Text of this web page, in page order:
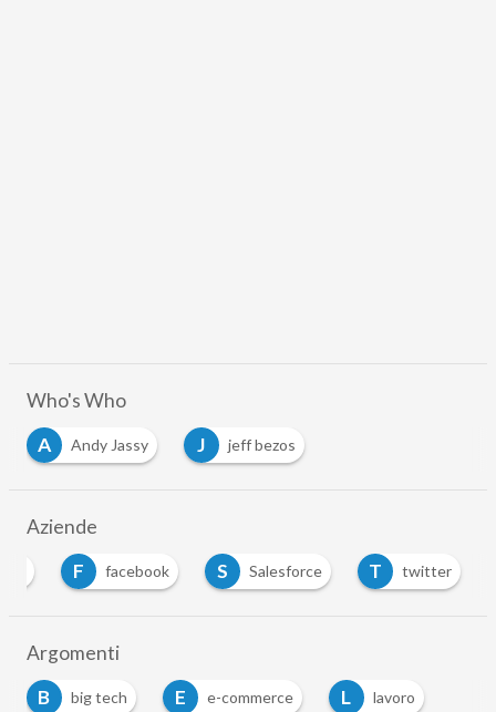
Who's Who
A
Andy Jassy J jeff bezos
Aziende
F facebook S Salesforce T twitter
Argomenti
B
big tech E e-commerce L lavoro